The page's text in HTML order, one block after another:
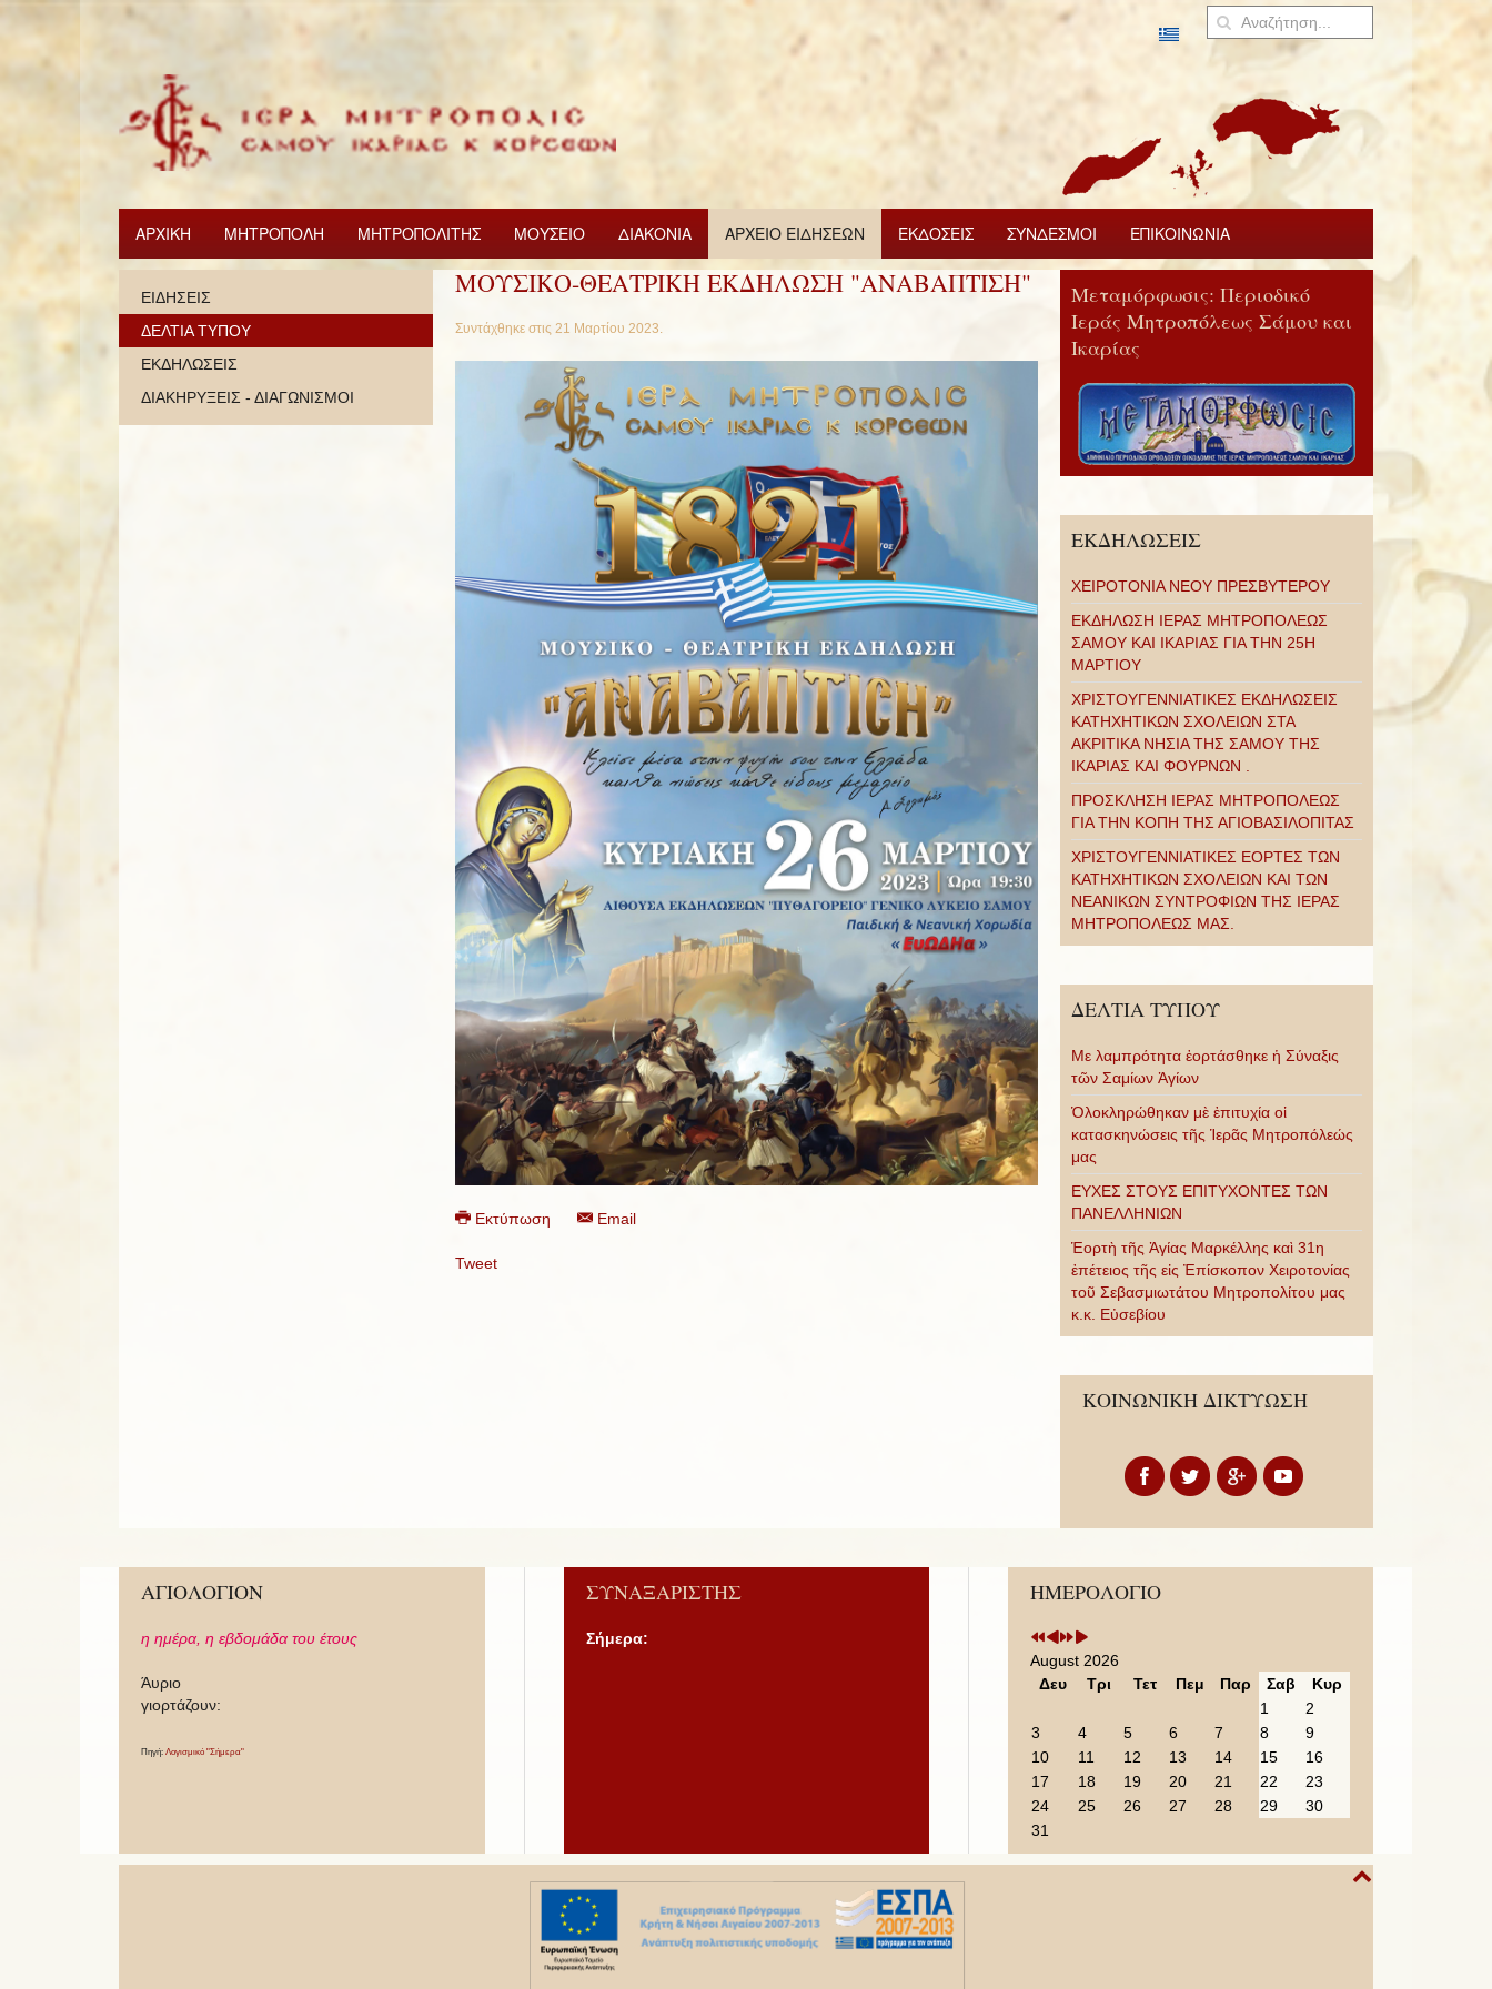
ΑΡΧΙΚΗ ΜΗΤΡΟΠΟΛΗ ΜΗΤΡΟΠΟΛΙΤΗΣ ΜΟΥΣΕΙΟ ΔΙΑΚΟΝΙΑ ΑΡΧΕΙΟ ΕΙΔΗΣΕΩΝ ΕΚΔΟΣΕΙΣ ΣΥΝΔΕΣΜΟΙ ΕΠΙΚΟΙΝΩΝΙΑ
ΜΟΥΣΙΚΟ-ΘΕΑΤΡΙΚΗ ΕΚΔΗΛΩΣΗ "ΑΝΑΒΑΠΤΙΣΗ"
Συντάχθηκε στις 21 Μαρτίου 2023.
Εκτύπωση Email
Tweet
ΕΙΔΗΣΕΙΣ
ΔΕΛΤΙΑ ΤΥΠΟΥ
ΕΚΔΗΛΩΣΕΙΣ
ΔΙΑΚΗΡΥΞΕΙΣ - ΔΙΑΓΩΝΙΣΜΟΙ
Μεταμόρφωσις: Περιοδικό
Ιεράς Μητροπόλεως Σάμου και
Ικαρίας
ΕΚΔΗΛΩΣΕΙΣ
ΧΕΙΡΟΤΟΝΙΑ ΝΕΟΥ ΠΡΕΣΒΥΤΕΡΟΥ
ΕΚΔΗΛΩΣΗ ΙΕΡΑΣ ΜΗΤΡΟΠΟΛΕΩΣ
ΣΑΜΟΥ ΚΑΙ ΙΚΑΡΙΑΣ ΓΙΑ ΤΗΝ 25Η
ΜΑΡΤΙΟΥ
ΧΡΙΣΤΟΥΓΕΝΝΙΑΤΙΚΕΣ ΕΚΔΗΛΩΣΕΙΣ
ΚΑΤΗΧΗΤΙΚΩΝ ΣΧΟΛΕΙΩΝ ΣΤΑ
ΑΚΡΙΤΙΚΑ ΝΗΣΙΑ ΤΗΣ ΣΑΜΟΥ ΤΗΣ
ΙΚΑΡΙΑΣ ΚΑΙ ΦΟΥΡΝΩΝ .
ΠΡΟΣΚΛΗΣΗ ΙΕΡΑΣ ΜΗΤΡΟΠΟΛΕΩΣ
ΓΙΑ ΤΗΝ ΚΟΠΗ ΤΗΣ ΑΓΙΟΒΑΣΙΛΟΠΙΤΑΣ
ΧΡΙΣΤΟΥΓΕΝΝΙΑΤΙΚΕΣ ΕΟΡΤΕΣ ΤΩΝ
ΚΑΤΗΧΗΤΙΚΩΝ ΣΧΟΛΕΙΩΝ ΚΑΙ ΤΩΝ
ΝΕΑΝΙΚΩΝ ΣΥΝΤΡΟΦΙΩΝ ΤΗΣ ΙΕΡΑΣ
ΜΗΤΡΟΠΟΛΕΩΣ ΜΑΣ.
ΔΕΛΤΙΑ ΤΥΠΟΥ
Με λαμπρότητα ἑορτάσθηκε ἡ Σύναξις
τῶν Σαμίων Ἁγίων
Ὁλοκληρώθηκαν μὲ ἐπιτυχία οἱ
κατασκηνώσεις τῆς Ἱερᾶς Μητροπόλεώς
μας
ΕΥΧΕΣ ΣΤΟΥΣ ΕΠΙΤΥΧΟΝΤΕΣ ΤΩΝ
ΠΑΝΕΛΛΗΝΙΩΝ
Ἑορτὴ τῆς Ἁγίας Μαρκέλλης καὶ 31η
ἐπέτειος τῆς εἰς Ἐπίσκοπον Χειροτονίας
τοῦ Σεβασμιωτάτου Μητροπολίτου μας
κ.κ. Εὐσεβίου
ΚΟΙΝΩΝΙΚΗ ΔΙΚΤΥΩΣΗ
ΑΓΙΟΛΟΓΙΟΝ
η ημέρα, η εβδομάδα του έτους
Άυριο
γιορτάζουν:
Πηγή: Λογισμικό "Σήμερα"
ΣΥΝΑΞΑΡΙΣΤΗΣ
Σήμερα:
ΗΜΕΡΟΛΟΓΙΟ
Previous
Year
Previous
Month
Next
Year
Next
Month
August 2026
Δευ
Τρι Τετ Πεμ Παρ Σαβ
Κυρ
1
2
3
4 5 6 7 8
9
10
11 12 13 14 15
16
17
18 19 20 21 22
23
24
25 26 27 28 29
30
31